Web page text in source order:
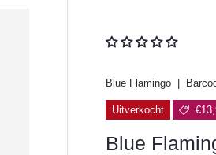
Blue Flamingo
Uitverkocht
Blue